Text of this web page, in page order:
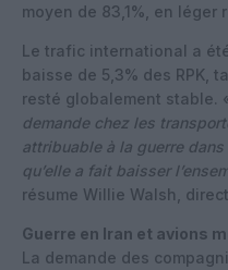
moyen de 83,1%, en léger
Le trafic international a
baisse de 5,3% des RPK,
resté globalement stable.
demande chez les
attribuable à la guerre
qu’elle a fait baisser
résume Willie Walsh,
Guerre en Iran et avions
La demande des